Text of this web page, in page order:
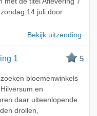
14 juli door
Bekijk uitzending
1 5
bloemenwinkels
en
daar uiteenlopende
drollen,